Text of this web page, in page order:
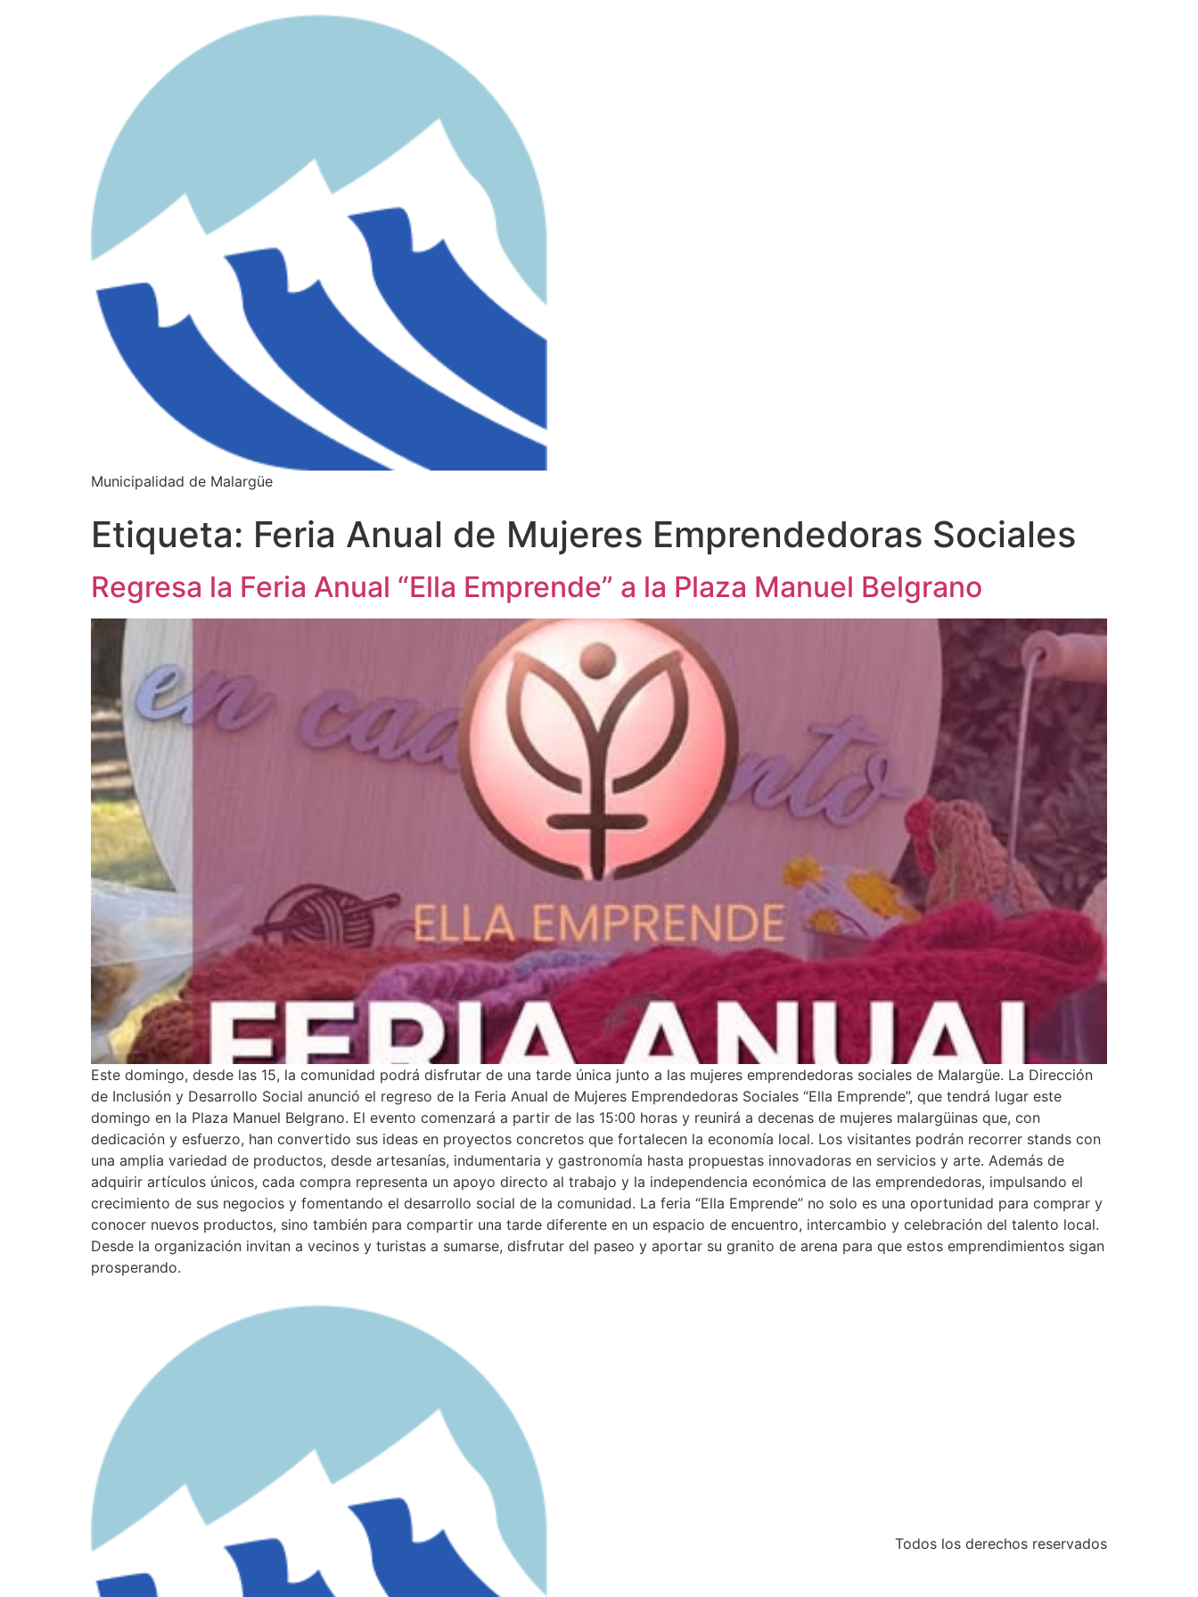
Municipalidad de Malargüe
Etiqueta: Feria Anual de Mujeres Emprendedoras Sociales
Regresa la Feria Anual “Ella Emprende” a la Plaza Manuel Belgrano
Este domingo, desde las 15, la comunidad podrá disfrutar de una tarde única junto a las mujeres emprendedoras sociales de Malargüe. La Dirección
de Inclusión y Desarrollo Social anunció el regreso de la Feria Anual de Mujeres Emprendedoras Sociales “Ella Emprende”, que tendrá lugar este
domingo en la Plaza Manuel Belgrano. El evento comenzará a partir de las 15:00 horas y reunirá a decenas de mujeres malargüinas que, con
dedicación y esfuerzo, han convertido sus ideas en proyectos concretos que fortalecen la economía local. Los visitantes podrán recorrer stands con
una amplia variedad de productos, desde artesanías, indumentaria y gastronomía hasta propuestas innovadoras en servicios y arte. Además de
adquirir artículos únicos, cada compra representa un apoyo directo al trabajo y la independencia económica de las emprendedoras, impulsando el
crecimiento de sus negocios y fomentando el desarrollo social de la comunidad. La feria “Ella Emprende” no solo es una oportunidad para comprar y
conocer nuevos productos, sino también para compartir una tarde diferente en un espacio de encuentro, intercambio y celebración del talento local.
Desde la organización invitan a vecinos y turistas a sumarse, disfrutar del paseo y aportar su granito de arena para que estos emprendimientos sigan
prosperando.
Todos los derechos reservados